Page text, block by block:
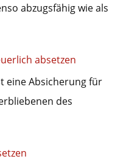
abzugsfähig wie als
absetzen
eine Absicherung für
des